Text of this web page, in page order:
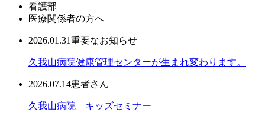
看護部
医療関係者の方へ
2026.01.31重要なお知らせ
久我山病院健康管理センターが生まれ変わります。
2026.07.14患者さん
久我山病院 キッズセミナー